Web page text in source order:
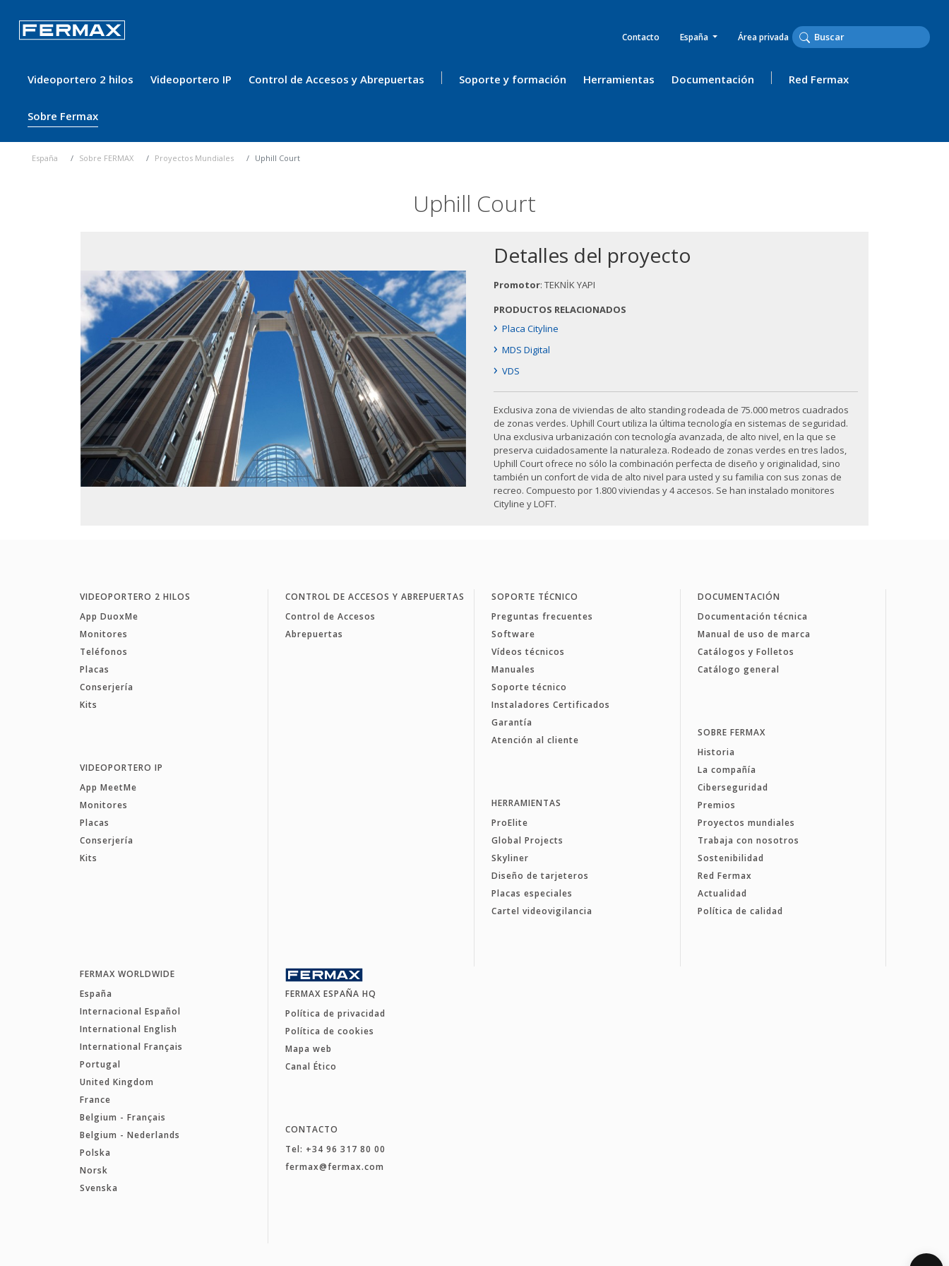
Contacto España Área privada
Videoportero 2 hilos Videoportero IP Control de Accesos y Abrepuertas Soporte y formación Herramientas Documentación Red Fermax
Sobre Fermax
España Sobre FERMAX Proyectos Mundiales Uphill Court
Uphill Court
Detalles del proyecto
Promotor: TEKNİK YAPI
PRODUCTOS RELACIONADOS
› Placa Cityline
› MDS Digital
› VDS
Exclusiva zona de viviendas de alto standing rodeada de 75.000 metros cuadrados
de zonas verdes. Uphill Court utiliza la última tecnología en sistemas de seguridad.
Una exclusiva urbanización con tecnología avanzada, de alto nivel, en la que se
preserva cuidadosamente la naturaleza. Rodeado de zonas verdes en tres lados,
Uphill Court ofrece no sólo la combinación perfecta de diseño y originalidad, sino
también un confort de vida de alto nivel para usted y su familia con sus zonas de
recreo. Compuesto por 1.800 viviendas y 4 accesos. Se han instalado monitores
Cityline y LOFT.
VIDEOPORTERO 2 HILOS
App DuoxMe
Monitores
Teléfonos
Placas
Conserjería
Kits
VIDEOPORTERO IP
App MeetMe
Monitores
Placas
Conserjería
Kits
CONTROL DE ACCESOS Y ABREPUERTAS
Control de Accesos
Abrepuertas
SOPORTE TÉCNICO
Preguntas frecuentes
Software
Vídeos técnicos
Manuales
Soporte técnico
Instaladores Certificados
Garantía
Atención al cliente
HERRAMIENTAS
ProElite
Global Projects
Skyliner
Diseño de tarjeteros
Placas especiales
Cartel videovigilancia
DOCUMENTACIÓN
Documentación técnica
Manual de uso de marca
Catálogos y Folletos
Catálogo general
SOBRE FERMAX
Historia
La compañía
Ciberseguridad
Premios
Proyectos mundiales
Trabaja con nosotros
Sostenibilidad
Red Fermax
Actualidad
Política de calidad
FERMAX WORLDWIDE
España
Internacional Español
International English
International Français
Portugal
United Kingdom
France
Belgium - Français
Belgium - Nederlands
Polska
Norsk
Svenska
FERMAX ESPAÑA HQ
Política de privacidad
Política de cookies
Mapa web
Canal Ético
CONTACTO
Tel: +34 96 317 80 00
fermax@fermax.com